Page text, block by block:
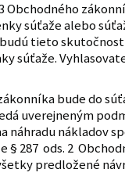
Obchodného
súťaže alebo
tieto
súťaže.
bude do
uverejneným
náhradu nákladov
§ 287 ods. 2
predložené